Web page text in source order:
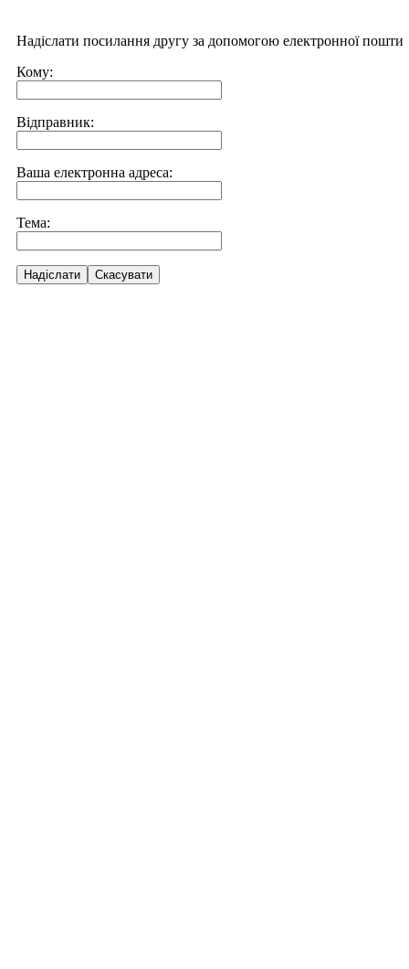
Надіслати посилання другу за допомогою електронної пошти
Кому:
Відправник:
Ваша електронна адреса:
Тема:
Надіслати Скасувати